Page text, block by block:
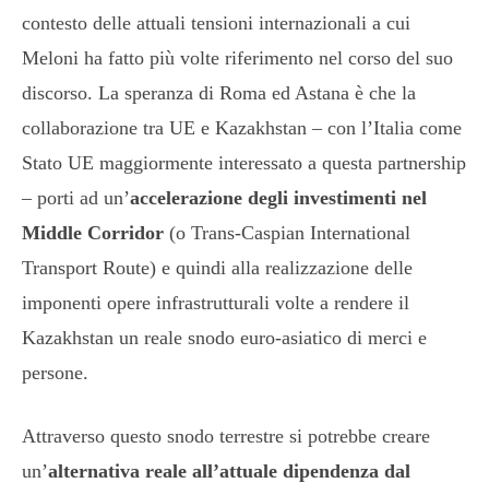
contesto delle attuali tensioni internazionali a cui
Meloni ha fatto più volte riferimento nel corso del suo
discorso. La speranza di Roma ed Astana è che la
collaborazione tra UE e Kazakhstan – con l’Italia come
Stato UE maggiormente interessato a questa partnership
– porti ad un’accelerazione degli investimenti nel
Middle Corridor (o Trans-Caspian International
Transport Route) e quindi alla realizzazione delle
imponenti opere infrastrutturali volte a rendere il
Kazakhstan un reale snodo euro-asiatico di merci e
persone.
Attraverso questo snodo terrestre si potrebbe creare
un’alternativa reale all’attuale dipendenza dal